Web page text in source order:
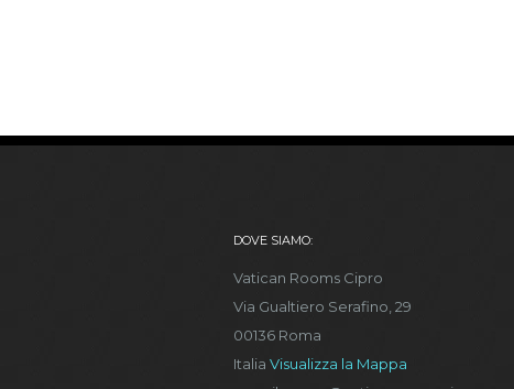
DOVE SIAMO:
Vatican Rooms Cipro
Via Gualtiero Serafino, 29
00136 Roma
Italia Visualizza la Mappa